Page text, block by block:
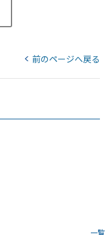
前のページへ戻る
一覧